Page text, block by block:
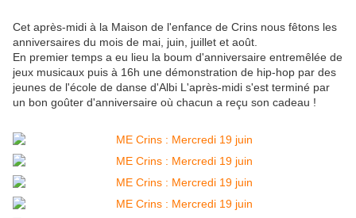
Cet après-midi à la Maison de l'enfance de Crins nous fêtons les
anniversaires du mois de mai, juin, juillet et août.
En premier temps a eu lieu la boum d'anniversaire entremêlée de
jeux musicaux puis à 16h une démonstration de hip-hop par des
jeunes de l'école de danse d'Albi L'après-midi s'est terminé par
un bon goûter d'anniversaire où chacun a reçu son cadeau !